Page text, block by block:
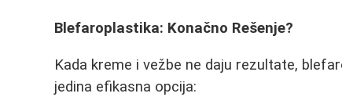
Blefaroplastika: Konačno Rešenje?
Kada kreme i vežbe ne daju rezultate,
jedina efikasna opcija: